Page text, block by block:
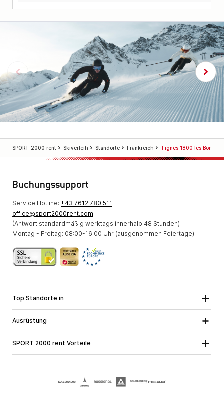
SPORT 2000 rent Skiverleih Standorte Frankreich Tignes 1800 les Boisses
Buchungssupport
Service Hotline: +43 7612 780 511
office@sport2000rent.com
(Antwort standardmäßig werktags innerhalb 48 Stunden)
Montag - Freitag: 08:00-16:00 Uhr (ausgenommen Feiertage)
Top Standorte in
Steiermark
Vorarlberg
Ausrüstung
SPORT 2000 rent Vorteile